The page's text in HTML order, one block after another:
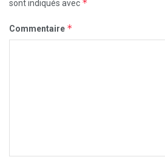
sont indiqués avec *
Commentaire *